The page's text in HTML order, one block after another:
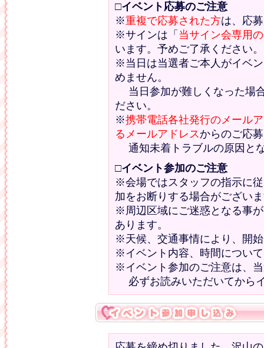
□イベント応募のご注意
※重複で応募された方は、応
※サインは「 当サイン会専用
います。予めご了承ください。
※当日は当選者ご本人がイベ
めません。
当日参加が難しくなった場
ださい。
※携帯電話各社発行のメール
るメールアドレスからのご応
通知未着トラブルの原因と
□イベント参加のご注意
※会場ではスタッフの指示に
加をお断りする場合がござい
※周辺区域にご迷惑となる事
あります。
※天候、交通事情により、開
※イベント内容、時間につい
※イベント参加のご注意は、
必ずお読みいただいてから